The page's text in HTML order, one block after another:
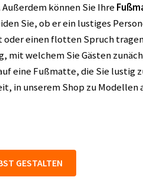
können Sie Ihre
Sie, ob er ein lustiges
einen flotten Spruch
mit welchem Sie Gästen
eine Fußmatte, die Sie lustig
in unserem Shop zu Modellen
GESTALTEN